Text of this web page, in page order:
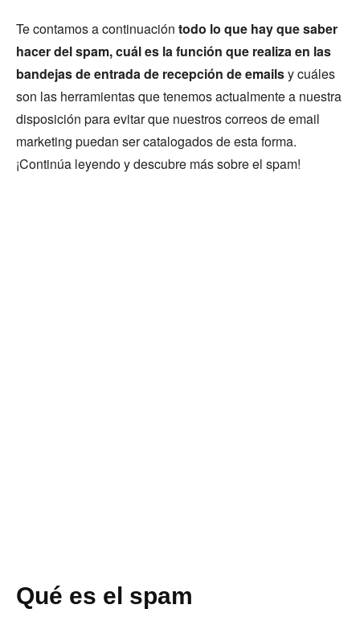
Te contamos a continuación todo lo que hay que saber
hacer del spam, cuál es la función que realiza en las
bandejas de entrada de recepción de emailsy cuáles
son las herramientas que tenemos actualmente a nuestra
disposición para evitar que nuestros correos de email
marketing puedan ser catalogados de esta forma.
¡Continúa leyendo y descubre más sobre el spam!
Qué es el spam